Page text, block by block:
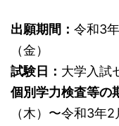
出願期間： 令和3
（金）
試験日： 大学入試
個別学力検査等の
（木）〜令和3年2